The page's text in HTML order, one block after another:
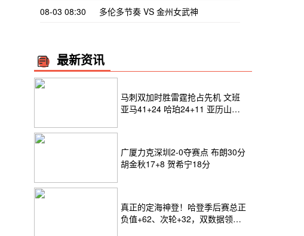
08-03 08:30
多伦多节奏 VS 金州女武神
最新资讯
马刺双加时胜雷霆抢占先机 文班
亚马41+24 哈珀24+11 亚历山大
广厦力克深圳2-0夺赛点 布朗30分
胡金秋17+8 贺希宁18分
真正的定海神登！哈登季后赛总正
负值+62、次轮+32，双数据领跑